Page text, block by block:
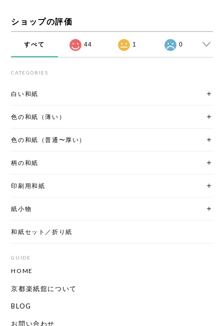
ショップの評価
すべて 44 1 0
CATEGORIES
白い和紙
色の和紙（薄い）
色の和紙（普通〜厚い）
柄の和紙
印刷用和紙
紙小物
和紙セット／折り紙
GUIDE
HOME
京都楽紙舘について
BLOG
お問い合わせ